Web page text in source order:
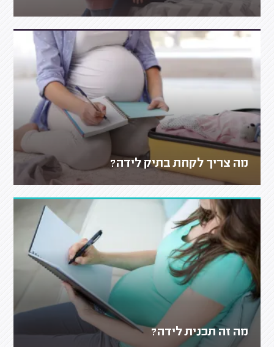
מה צריך לקחת בתיק לידה?
מה זה תכנית לידה?